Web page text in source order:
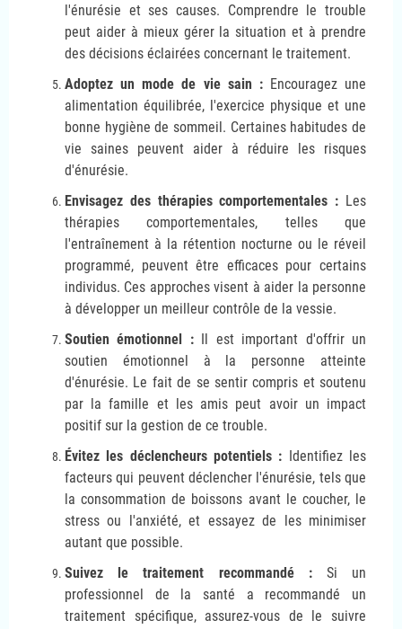
l'énurésie et ses causes. Comprendre le trouble
peut aider à mieux gérer la situation et à prendre
des décisions éclairées concernant le traitement.
Adoptez un mode de vie sain :Encouragez une
alimentation équilibrée, l'exercice physique et une
bonne hygiène de sommeil. Certaines habitudes de
vie saines peuvent aider à réduire les risques
d'énurésie.
Envisagez des thérapies comportementales : Les
thérapies comportementales, telles que
l'entraînement à la rétention nocturne ou le réveil
programmé, peuvent être efficaces pour certains
individus. Ces approches visent à aider la personne
à développer un meilleur contrôle de la vessie.
Soutien émotionnel :Il est important d'offrir un
soutien émotionnel à la personne atteinte
d'énurésie. Le fait de se sentir compris et soutenu
par la famille et les amis peut avoir un impact
positif sur la gestion de ce trouble.
Évitez les déclencheurs potentiels : Identifiez les
facteurs qui peuvent déclencher l'énurésie, tels que
la consommation de boissons avant le coucher, le
stress ou l'anxiété, et essayez de les minimiser
autant que possible.
Suivez le traitement recommandé :Si un
professionnel de la santé a recommandé un
traitement spécifique, assurez-vous de le suivre